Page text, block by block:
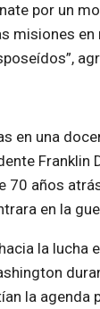
por un
misiones en
en una
Franklin
70 años
en la
la lucha
la agenda